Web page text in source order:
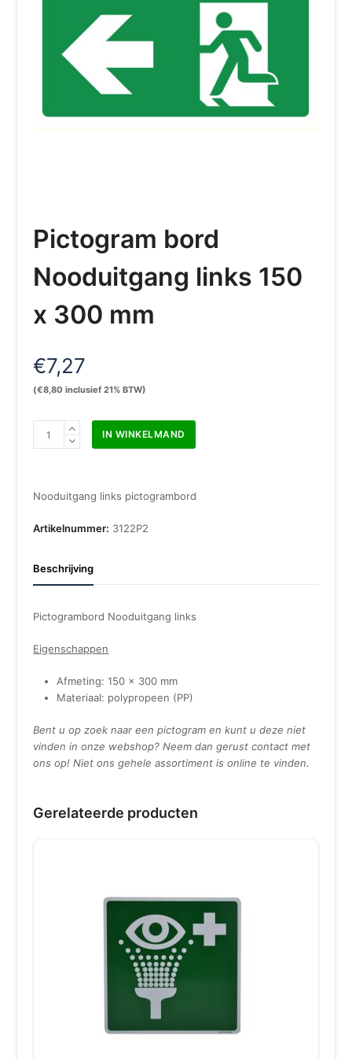
Pictogram bord
Nooduitgang links 150
x 300 mm
€7,27
(€8,80 inclusief 21% BTW)
Pictogram
150
300
IN WINKELMAND
Nooduitgang links pictogrambord
Artikelnummer: 3122P2
Beschrijving
Pictogrambord Nooduitgang links
Eigenschappen
Afmeting: 150 x 300 mm
Materiaal: polypropeen (PP)
Bent u op zoek naar een pictogram en kunt u deze niet
vinden in onze webshop? Neem dan gerust contact met
ons op! Niet ons gehele assortiment is online te vinden.
Gerelateerde producten